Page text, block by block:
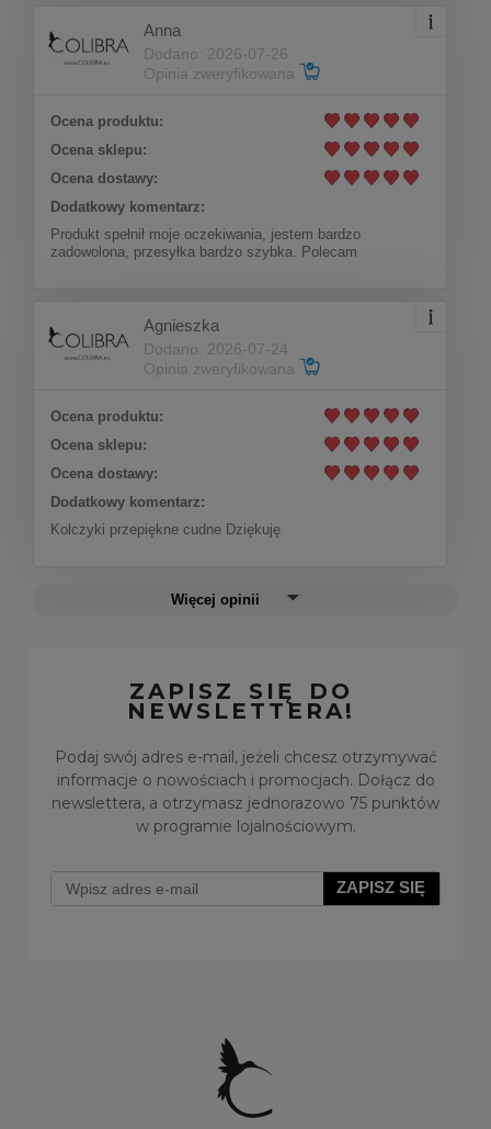
Kolczyki wiszące perełki z kolekcji Afrodyta
Pearls by Klaudia Nieścior (P25/KN/09AU)
Do koszyka
Klipsy z perełkami z kolekcji Classic (E14785AU)
Anna
Dodano: 2026-07-26
Opinia zweryfikowana
Ocena produktu:
Ocena sklepu:
Ocena dostawy:
Dodatkowy komentarz:
Produkt spełnił moje oczekiwania, jestem bardzo
zadowolona, przesyłka bardzo szybka. Polecam
Agnieszka
Dodano: 2026-07-24
Opinia zweryfikowana
Ocena produktu:
Ocena sklepu:
Ocena dostawy:
Dodatkowy komentarz:
Kolczyki przepiękne cudne Dziękuję
Więcej opinii
ZAPISZ SIĘ DO
NEWSLETTERA!
Podaj swój adres e-mail, jeżeli chcesz otrzymywać
informacje o nowościach i promocjach. Dołącz do
newslettera, a otrzymasz jednorazowo 75 punktów
w programie lojalnościowym.
ZAPISZ SIĘ